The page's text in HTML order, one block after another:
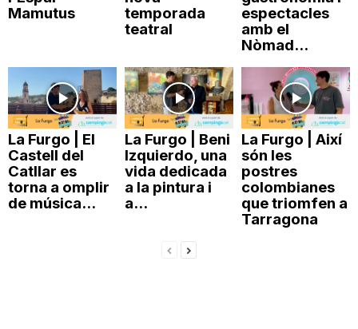
Mamutus
temporada
teatral
espectacles
amb el
Nòmad...
La Furgo | El
Castell del
Catllar es
torna a omplir
de música...
La Furgo | Beni
Izquierdo, una
vida dedicada
a la pintura i
a...
La Furgo | Així
són les
postres
colombianes
que triomfen a
Tarragona